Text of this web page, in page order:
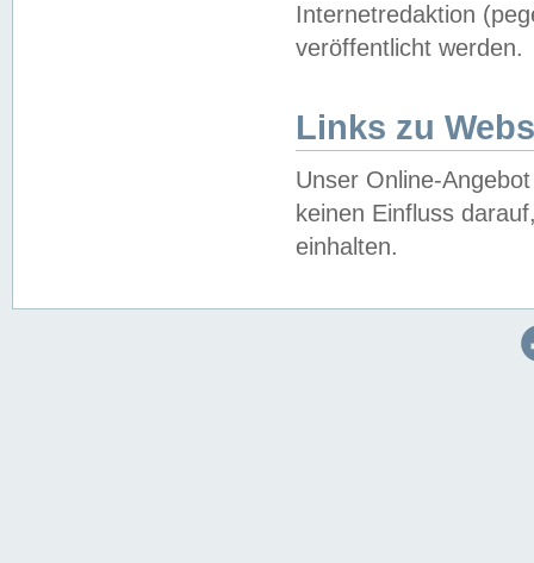
Internetredaktion
veröffentlicht werden.
Links zu
Unser Online-
keinen Einfluss
einhalten.